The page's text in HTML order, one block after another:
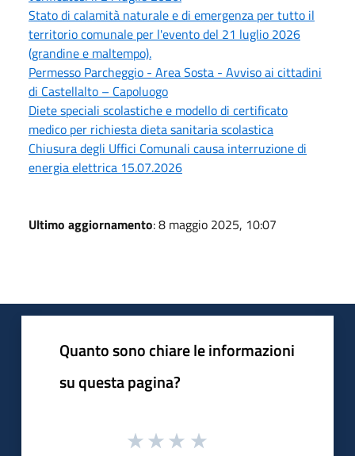
Stato di calamità naturale e di emergenza per tutto il
territorio comunale per l'evento del 21 luglio 2026
(grandine e maltempo).
Permesso Parcheggio - Area Sosta - Avviso ai cittadini
di Castellalto – Capoluogo
Diete speciali scolastiche e modello di certificato
medico per richiesta dieta sanitaria scolastica
Chiusura degli Uffici Comunali causa interruzione di
energia elettrica 15.07.2026
Ultimo aggiornamento: 8 maggio 2025, 10:07
Quanto sono chiare le informazioni
su questa pagina?